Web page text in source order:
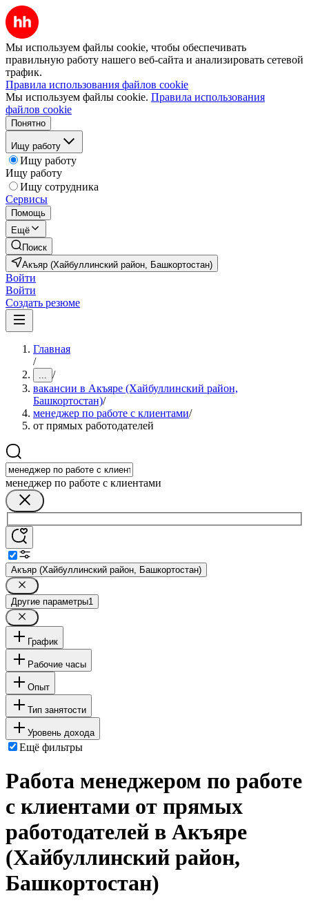
Мы используем файлы cookie, чтобы обеспечивать
правильную работу нашего веб-сайта и анализировать сетевой
трафик.
Правила использования файлов cookie
Мы используем файлы cookie. Правила использования
файлов cookie
Понятно
Ищу работу
Ищу работу
Ищу работу
Ищу сотрудника
Сервисы
Помощь
Ещё
Поиск
Акъяр (Хайбуллинский район, Башкортостан)
Войти
Войти
Создать резюме
Главная
/
... /
вакансии в Акъяре (Хайбуллинский район,
Башкортостан)/
менеджер по работе с клиентами/
от прямых работодателей
менеджер по работе с клиентами
Акъяр (Хайбуллинский район, Башкортостан)
Другие параметры1
График
Рабочие часы
Опыт
Тип занятости
Уровень дохода
Ещё фильтры
Работа менеджером по работе
с клиентами от прямых
работодателей в Акъяре
(Хайбуллинский район,
Башкортостан)